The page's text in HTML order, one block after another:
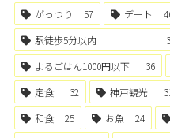
がっつり
57 デート
駅徒歩5分以内
よるごはん1000円以下
36
定食
32 神戸観光
和食
25 お魚 24